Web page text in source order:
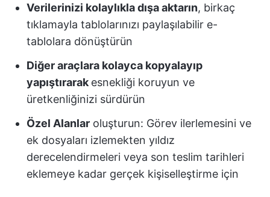
Verilerinizi kolaylıkla dışa aktarın, birkaç
tıklamayla tablolarınızı paylaşılabilir e-
tablolara dönüştürün
Diğer araçlara kolayca kopyalayıp
yapıştırarak esnekliği koruyun ve
üretkenliğinizi sürdürün
Özel Alanlar oluşturun: Görev ilerlemesini ve
ek dosyaları izlemekten yıldız
derecelendirmeleri veya son teslim tarihleri
eklemeye kadar gerçek kişiselleştirme için